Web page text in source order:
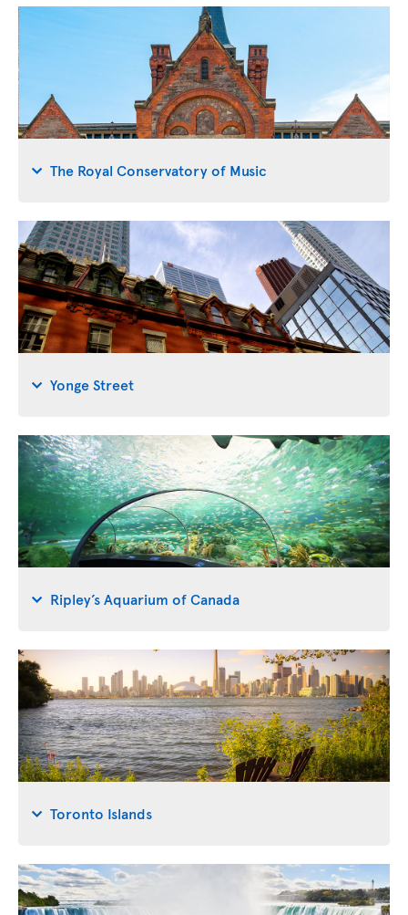
The Royal Conservatory of Music
Yonge Street
Ripley’s Aquarium of Canada
Toronto Islands